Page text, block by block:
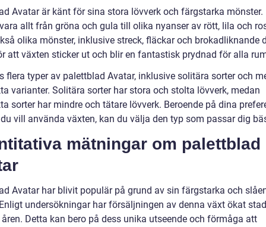
Avatar är känt för sina stora lövverk och färgstarka mönster.
allt från gröna och gula till olika nyanser av rött, lila och
olika mönster, inklusive streck, fläckar och brokadliknande
att växten sticker ut och blir en fantastisk prydnad för alla
flera typer av palettblad Avatar, inklusive solitära sorter och
varianter. Solitära sorter har stora och stolta lövverk, medan
sorter har mindre och tätare lövverk. Beroende på dina
vill använda växten, kan du välja den typ som passar dig
mätningar om palettblad
Avatar har blivit populär på grund av sin färgstarka och
undersökningar har försäljningen av denna växt ökat
Detta kan bero på dess unika utseende och förmåga att